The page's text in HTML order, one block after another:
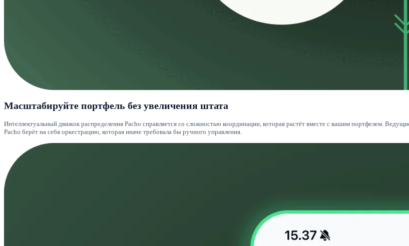
Масштабируйте портфель без увеличения штата
Интеллектуальный движок распределения Pacho справляется со сложностью координации, которая растёт вместе с вашим портфелем.
Pacho берёт на себя оркестрацию, которая иначе требовала бы ручного управления.